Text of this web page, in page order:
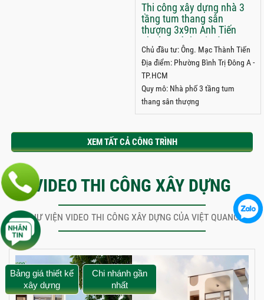
Thi công xây dựng nhà 3
tầng tum thang sân
thượng 3x9m Anh Tiến
phường Bình Trị Đông A,
TPHCM
Chủ đầu tư: Ông. Mạc Thành Tiến
Địa điểm: Phường Bình Trị Đông A -
TP.HCM
Quy mô: Nhà phố 3 tầng tum
thang sân thượng
XEM TẤT CẢ CÔNG TRÌNH
VIDEO THI CÔNG XÂY DỰNG
THƯ VIỆN VIDEO THI CÔNG XÂY DỰNG CỦA VIỆT QUANG
Bảng giá thiết kế
xây dựng
Chi nhánh gần
nhất